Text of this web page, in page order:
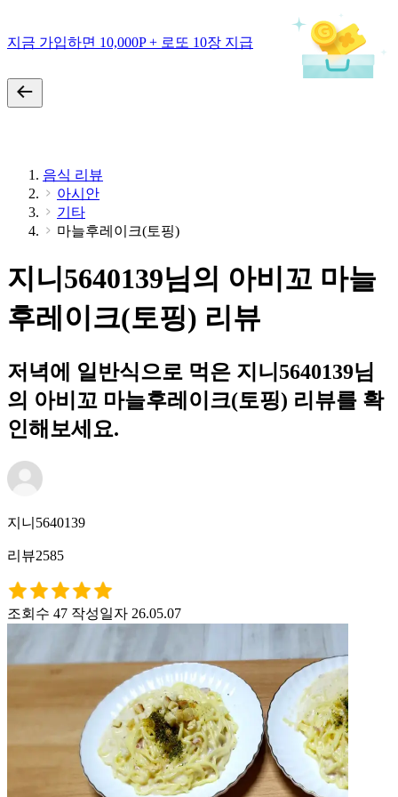
지금 가입하면 10,000P + 로또 10장 지급
음식 리뷰
아시안
기타
마늘후레이크(토핑)
지니5640139님의 아비꼬 마늘
후레이크(토핑) 리뷰
저녁에 일반식으로 먹은 지니5640139님
의 아비꼬 마늘후레이크(토핑) 리뷰를 확
인해보세요.
지니5640139
리뷰2585
조회수 47 작성일자 26.05.07